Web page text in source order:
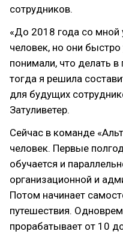
сотрудников.
«До 2018 года со мной
человек, но они
понимали, что делать в
тогда я решила
для будущих
Затуливетер.
Сейчас в команде
человек. Первые
обучается и
организационной и
Потом начинает
путешествия.
прорабатывает от 10